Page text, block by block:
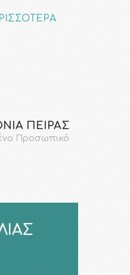
ΠΕΙΡΑΣ
Προσωπικό